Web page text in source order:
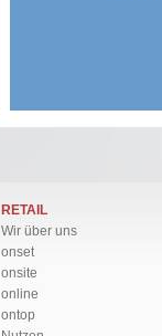
RETAIL
Wir über uns
onset
onsite
online
ontop